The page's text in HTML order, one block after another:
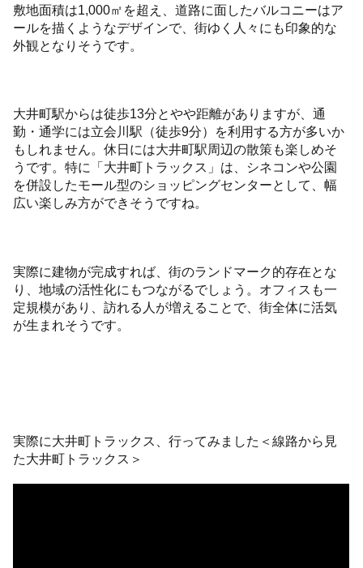
敷地面積は1,000㎡を超え、道路に面したバルコニーはア
ールを描くようなデザインで、街ゆく人々にも印象的な
外観となりそうです。
大井町駅からは徒歩13分とやや距離がありますが、通
勤・通学には立会川駅（徒歩9分）を利用する方が多いか
もしれません。休日には大井町駅周辺の散策も楽しめそ
うです。特に「大井町トラックス」は、シネコンや公園
を併設したモール型のショッピングセンターとして、幅
広い楽しみ方ができそうですね。
実際に建物が完成すれば、街のランドマーク的存在とな
り、地域の活性化にもつながるでしょう。オフィスも一
定規模があり、訪れる人が増えることで、街全体に活気
が生まれそうです。
実際に大井町トラックス、行ってみました＜線路から見
た大井町トラックス＞